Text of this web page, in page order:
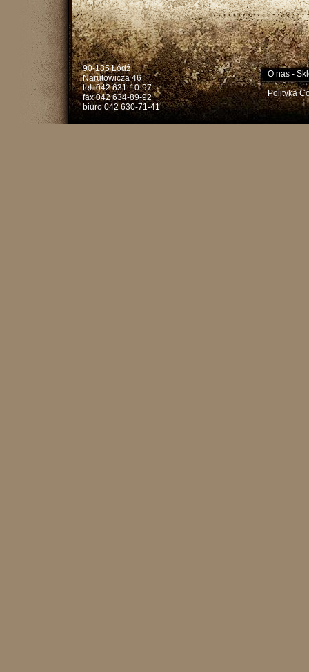
90-135 Łódź
Narutowicza 46
tel. 042 631-10-97
fax 042 634-89-92
biuro 042 630-71-41
O nas-
Polityka